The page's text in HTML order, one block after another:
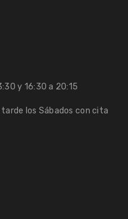
y 16:30 a 20:15
los Sábados con cita